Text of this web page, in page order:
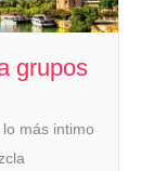
grupos
más intimo